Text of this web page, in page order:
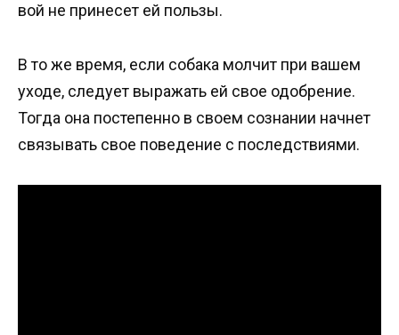
вой не принесет ей пользы.
В то же время, если собака молчит при вашем
уходе, следует выражать ей свое одобрение.
Тогда она постепенно в своем сознании начнет
связывать свое поведение с последствиями.